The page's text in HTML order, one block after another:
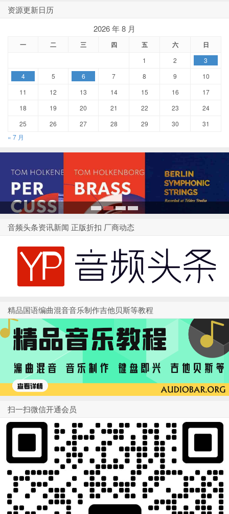
资源更新日历
2026 年 8 月
一 二 三 四 五 六 日
1 2
3
4
5 6 7 8 9
10
11
12 13 14 15 16
17
18
19 20 21 22 23
24
25
26 27 28 29 30
31
« 7 月
音频头条资讯新闻 正版折扣 厂商动态
精品国语编曲混音音乐制作吉他贝斯等教程
扫一扫微信开通会员